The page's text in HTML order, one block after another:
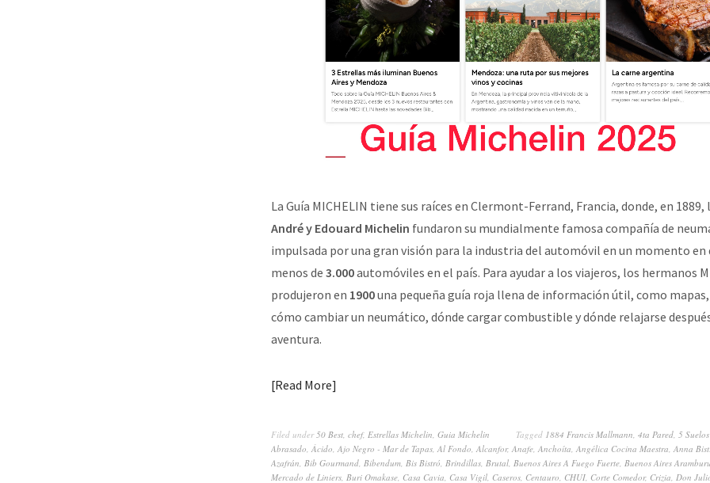
La Guía MICHELIN tiene sus raíces en Clermont-Ferrand, Francia, donde, en
André y Edouard Michelin fundaron su mundialmente famosa compañía de
impulsada por una gran visión para la industria del automóvil en un momento en
menos de 3.000automóviles en el país. Para ayudar a los viajeros, los hermanos
produjeron en 1900una pequeña guía roja llena de información útil, como
cómo cambiar un neumático, dónde cargar combustible y dónde relajarse
aventura.
Read More
Filed under 50 Best chef, Estrellas Michelin Guia Michelin Tagged 1884 Francis Mallmann 4ta Pared 5
Abrasado Ácido Ajo Negro - Mar de Tapas Al Fondo Alcanfor, Anafe Anchoíta Angélica Cocina Maestra Anna
Azafrán Bib Gourmand Bibendum Bis Bistró Brindillas Brutal Buenos Aires A Fuego Fuerte Buenos Aires
Mercado de Liniers Buri Omakase Casa Cavia Casa Vigil Caseros Centauro CHUI Corte Comedor, Crizia Don